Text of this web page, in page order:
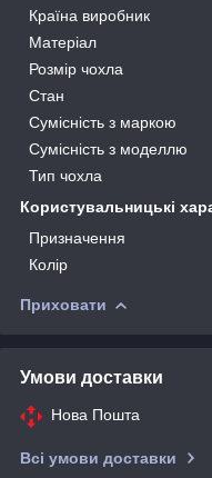
Країна виробник
Матеріал
Розмір чохла
Стан
Сумісність з маркою
Сумісність з моделлю
Тип чохла
Користувальницькі
Призначення
Колір
Приховати
Умови доставки
Нова Пошта
Всі умови доставки